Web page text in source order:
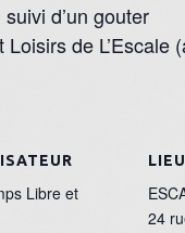
d’un gouter
de L’Escale
Libre et
LIEU
24